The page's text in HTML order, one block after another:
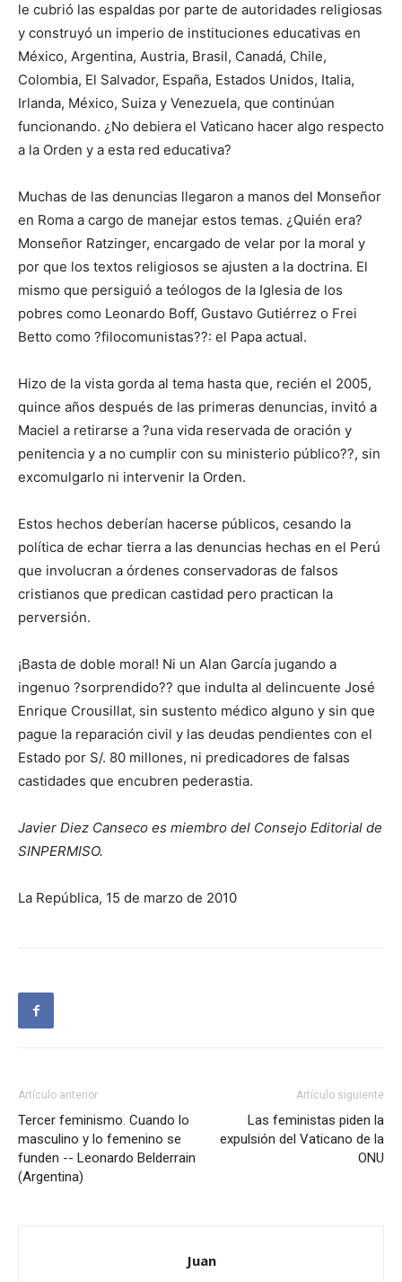
le cubrió las espaldas por parte de autoridades religiosas
y construyó un imperio de instituciones educativas en
México, Argentina, Austria, Brasil, Canadá, Chile,
Colombia, El Salvador, España, Estados Unidos, Italia,
Irlanda, México, Suiza y Venezuela, que continúan
funcionando. ¿No debiera el Vaticano hacer algo respecto
a la Orden y a esta red educativa?
Muchas de las denuncias llegaron a manos del Monseñor
en Roma a cargo de manejar estos temas. ¿Quién era?
Monseñor Ratzinger, encargado de velar por la moral y
por que los textos religiosos se ajusten a la doctrina. El
mismo que persiguió a teólogos de la Iglesia de los
pobres como Leonardo Boff, Gustavo Gutiérrez o Frei
Betto como ?filocomunistas??: el Papa actual.
Hizo de la vista gorda al tema hasta que, recién el 2005,
quince años después de las primeras denuncias, invitó a
Maciel a retirarse a ?una vida reservada de oración y
penitencia y a no cumplir con su ministerio público??, sin
excomulgarlo ni intervenir la Orden.
Estos hechos deberían hacerse públicos, cesando la
política de echar tierra a las denuncias hechas en el Perú
que involucran a órdenes conservadoras de falsos
cristianos que predican castidad pero practican la
perversión.
¡Basta de doble moral! Ni un Alan García jugando a
ingenuo ?sorprendido?? que indulta al delincuente José
Enrique Crousillat, sin sustento médico alguno y sin que
pague la reparación civil y las deudas pendientes con el
Estado por S/. 80 millones, ni predicadores de falsas
castidades que encubren pederastia.
Javier Diez Canseco es miembro del Consejo Editorial de
SINPERMISO.
La República, 15 de marzo de 2010
Artículo anterior
Tercer feminismo. Cuando lo
masculino y lo femenino se
funden -- Leonardo Belderrain
(Argentina)
Artículo siguiente
Las feministas piden la
expulsión del Vaticano de la
ONU
Juan